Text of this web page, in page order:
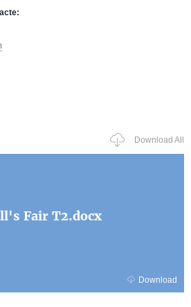
Download All
Fair T2.docx
Download